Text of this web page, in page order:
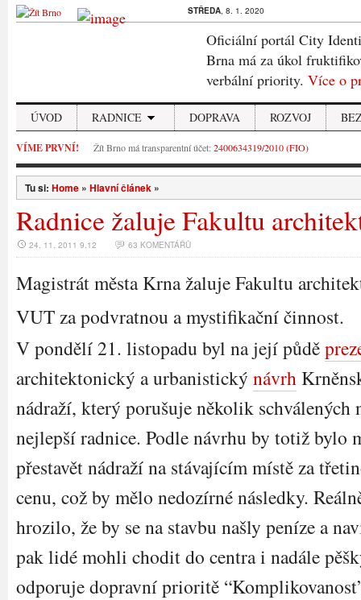
STŘEDA, 8. 1. 2020
Oficiální portál City
Brna má za úkol
verbální priority. Více o
ÚVOD RADNICE DOPRAVA ROZVOJ
VÍME PRVNÍ! Žít Brno má transparentní účet:2400634319/2010 (FIO)
Tu si: Home » Hlavní článek »
Radnice žaluje Fakultu
24. 11. 2011 9.12 63 KOMENTÁŘŮ
Magistrát města Krna žaluje Fakultu
VUT za podvratnou a mystifikační činnost.
V pondělí 21. listopadu byl na její půdě
architektonický a urbanistický návrh
nádraží, který porušuje několik schválených
nejlepší radnice. Podle návrhu by totiž bylo
přestavět nádraží na stávajícím místě za
cenu, což by mělo nedozírné následky.
hrozilo, že by se na stavbu našly peníze a
pak lidé mohli chodit do centra i nadále
odporuje dopravní prioritě